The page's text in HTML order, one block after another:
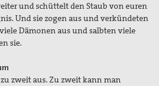
und schüttelt den Staub von euren
Und sie zogen aus und verkündeten
Dämonen aus und salbten viele
sie.
zweit aus. Zu zweit kann man